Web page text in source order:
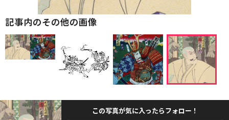
記事内のその他の画像
この写真が気に入ったらフォロー！